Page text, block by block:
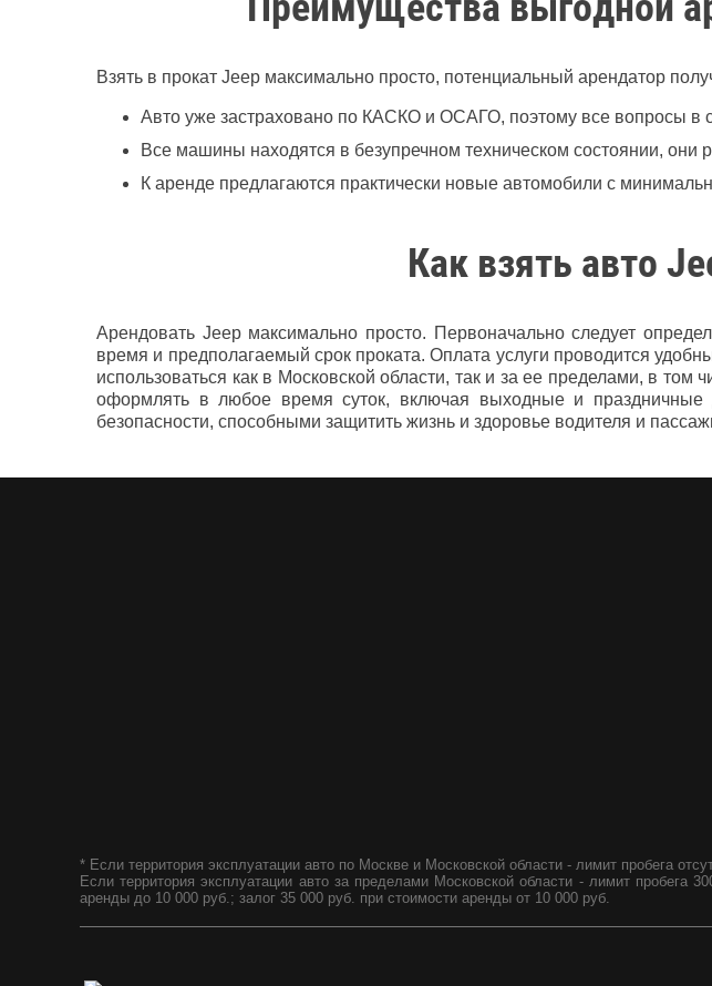
Взять в прокат Jeep максимально просто, потенциальный арендатор
Авто уже застраховано по КАСКО и ОСАГО, поэтому все вопросы в
Все машины находятся в безупречном техническом состоянии,
К аренде предлагаются практически новые автомобили с
Как взять авто
Арендовать Jeep максимально просто. Первоначально следует
время и предполагаемый срок проката. Оплата услуги проводится
использоваться как в Московской области, так и за ее пределами, в
оформлять в любое время суток, включая выходные и
безопасности, способными защитить жизнь и здоровье водителя и
* Если территория эксплуатации авто по Москве и Московской области - лимит пробега
Если территория эксплуатации авто за пределами Московской области - лимит
аренды до 10 000 руб.; залог 35 000 руб. при стоимости аренды от 10 000 руб.